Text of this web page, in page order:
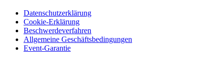
Datenschutzerklärung
Cookie-Erklärung
Beschwerdeverfahren
Allgemeine Geschäftsbedingungen
Event-Garantie